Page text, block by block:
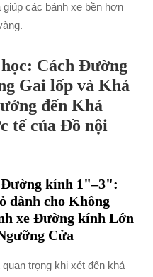
các bánh xe bền hơn
Cách Đường
Gai lốp và Khả
đến Khả
tế của Đồ nội
Đường kính 1"–3":
dành cho Không
xe Đường kính Lớn
Cửa
trọng khi xét đến khả